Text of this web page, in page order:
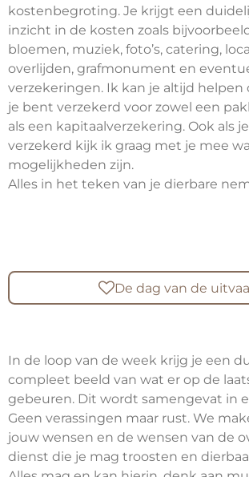
kostenbegroting. Je krijgt een
inzicht in de kosten zoals
bloemen, muziek, foto’s, catering,
overlijden, grafmonument en
verzekeringen. Ik kan je altijd helpen
je bent verzekerd voor zowel een
als een kapitaalverzekering. Ook als
verzekerd kijk ik graag met je mee
mogelijkheden zijn.
Alles in het teken van je dierbare
De dag van de
In de loop van de week krijg je een
compleet beeld van wat er op de
gebeuren. Dit wordt samengevat in
Geen verassingen maar rust. We
jouw wensen en de wensen van de
dienst die je mag troosten en